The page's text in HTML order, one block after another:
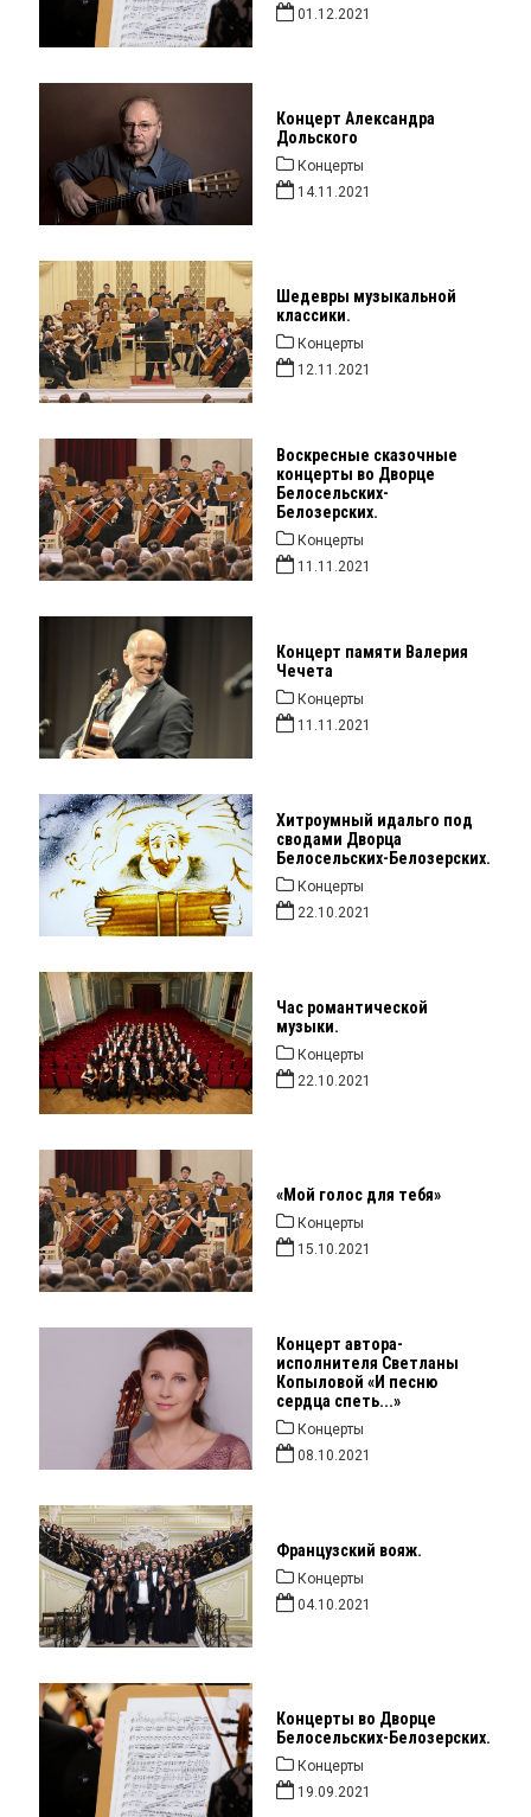
01.12.2021
Концерт Александра
Дольского
Концерты
14.11.2021
Шедевры музыкальной
классики.
Концерты
12.11.2021
Воскресные сказочные
концерты во Дворце
Белосельских-
Белозерских.
Концерты
11.11.2021
Концерт памяти Валерия
Чечета
Концерты
11.11.2021
Хитроумный идальго под
сводами Дворца
Белосельских-Белозерских.
Концерты
22.10.2021
Час романтической
музыки.
Концерты
22.10.2021
«Мой голос для тебя»
Концерты
15.10.2021
Концерт автора-
исполнителя Светланы
Копыловой «И песню
сердца спеть...»
Концерты
08.10.2021
Французский вояж.
Концерты
04.10.2021
Концерты во Дворце
Белосельских-Белозерских.
Концерты
19.09.2021